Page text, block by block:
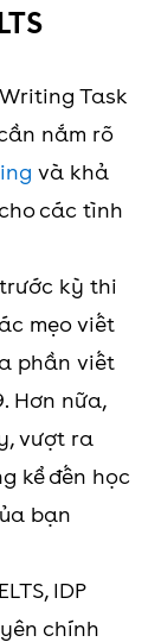
Task
nắm rõ
và khả
các tình
kỳ thi
mẹo viết
phần viết
Hơn nữa,
vượt ra
kể đến học
bạn
IDP
chính